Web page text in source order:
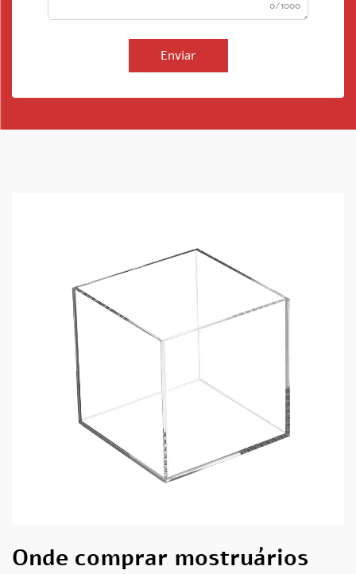
0/1000
Enviar
Onde comprar mostruários